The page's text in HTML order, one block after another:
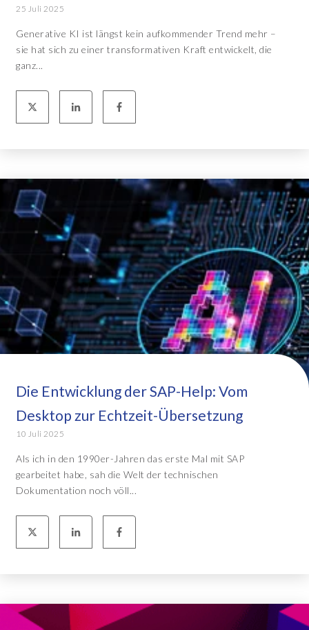
25 Juli 2025
Generative KI ist längst kein aufkommender Trend mehr –
sie hat sich zu einer transformativen Kraft entwickelt, die
ganz...
Die Entwicklung der SAP-Help: Vom
Desktop zur Echtzeit-Übersetzung
10 Juli 2025
Als ich in den 1990er-Jahren das erste Mal mit SAP
gearbeitet habe, sah die Welt der technischen
Dokumentation noch völl...